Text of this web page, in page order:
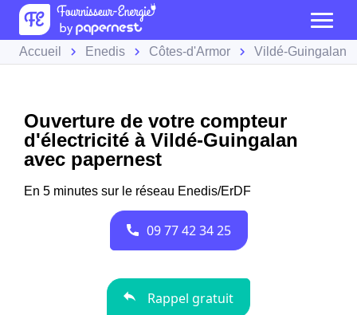
Accueil Enedis Côtes-d'Armor Vildé-Guingalan